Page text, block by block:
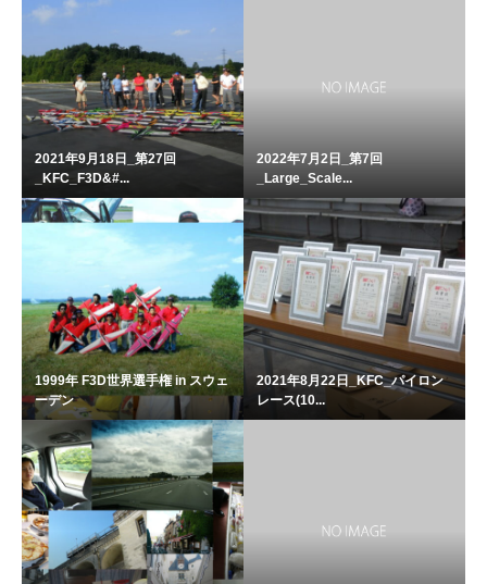
2021年9月18日_第27回
_KFC_F3D&#...
2022年7月2日_第7回
_Large_Scale...
1999年 F3D世界選手権 in スウェ
ーデン
2021年8月22日_KFC_パイロン
レース(10...